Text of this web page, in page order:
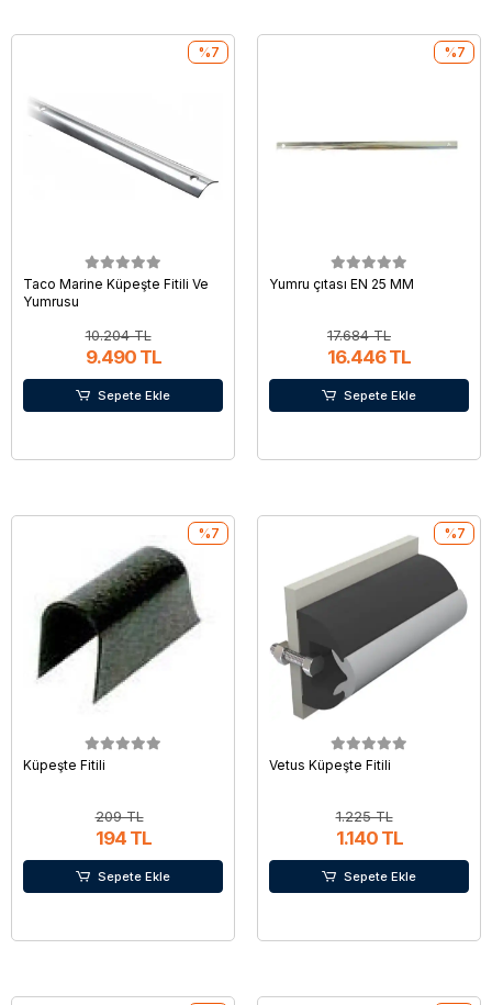
Taco Marine Küpeşte Fitili Ve
Yumrusu
10.204 TL
9.490 TL
%7
Sepete Ekle
Yumru çıtası EN 25 MM
17.684 TL
16.446 TL
%7
Sepete Ekle
Küpeşte Fitili
209 TL
194 TL
%7
Sepete Ekle
Vetus Küpeşte Fitili
1.225 TL
1.140 TL
%7
Sepete Ekle